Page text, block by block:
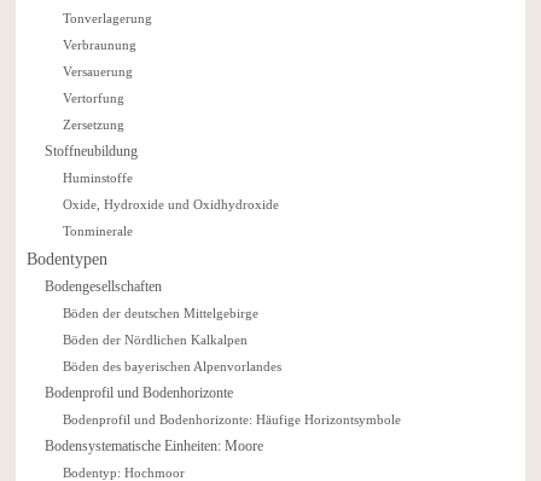
Tonverlagerung
Verbraunung
Versauerung
Vertorfung
Zersetzung
Stoffneubildung
Huminstoffe
Oxide, Hydroxide und Oxidhydroxide
Tonminerale
Bodentypen
Bodengesellschaften
Böden der deutschen Mittelgebirge
Böden der Nördlichen Kalkalpen
Böden des bayerischen Alpenvorlandes
Bodenprofil und Bodenhorizonte
Bodenprofil und Bodenhorizonte: Häufige Horizontsymbole
Bodensystematische Einheiten: Moore
Bodentyp: Hochmoor